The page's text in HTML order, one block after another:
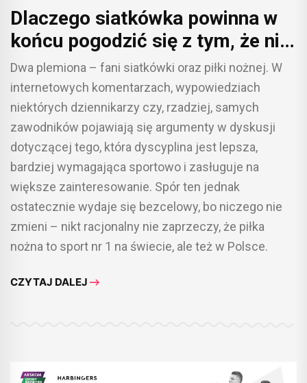
Dlaczego siatkówka powinna w
końcu pogodzić się z tym, że nie
jest piłką nożną, ale dzięki temu
może być atrakcyjna dla
marketerów
Dwa plemiona – fani siatkówki oraz piłki nożnej. W
internetowych komentarzach, wypowiedziach
niektórych dziennikarzy czy, rzadziej, samych
zawodników pojawiają się argumenty w dyskusji
dotyczącej tego, która dyscyplina jest lepsza,
bardziej wymagająca sportowo i zasługuje na
większe zainteresowanie. Spór ten jednak
ostatecznie wydaje się bezcelowy, bo niczego nie
zmieni – nikt racjonalny nie zaprzeczy, że piłka
nożna to sport nr 1 na świecie, ale też w Polsce.
CZYTAJ DALEJ